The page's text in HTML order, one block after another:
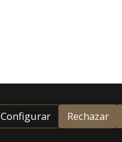
Configurar Rechazar